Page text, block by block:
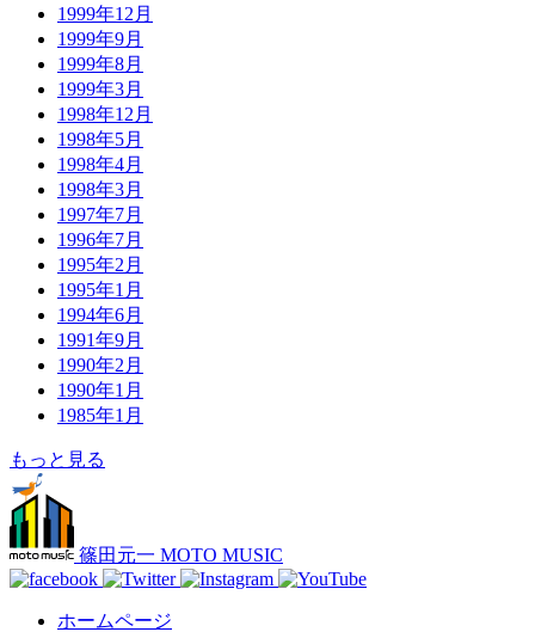
1999年12月
1999年9月
1999年8月
1999年3月
1998年12月
1998年5月
1998年4月
1998年3月
1997年7月
1996年7月
1995年2月
1995年1月
1994年6月
1991年9月
1990年2月
1990年1月
1985年1月
もっと見る
篠田元一 MOTO MUSIC
ホームページ